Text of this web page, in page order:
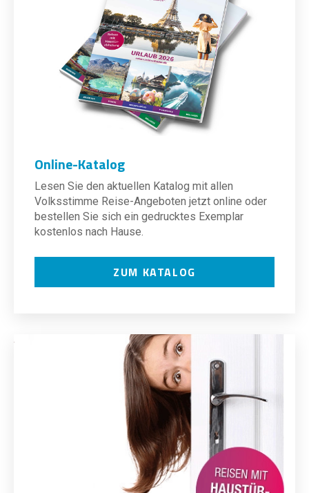
Online-Katalog
Lesen Sie den aktuellen Katalog mit allen
Volksstimme Reise-Angeboten jetzt online oder
bestellen Sie sich ein gedrucktes Exemplar
kostenlos nach Hause.
ZUM KATALOG